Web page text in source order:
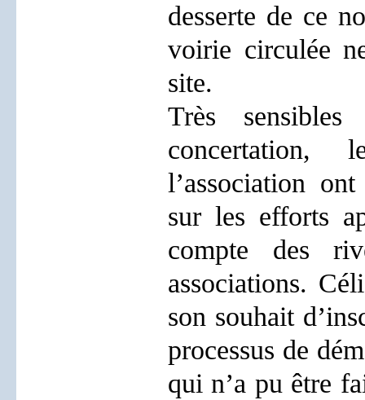
desserte de ce
voirie circulée
site.
Très
concertation,
l’association
sur les efforts
compte des
associations.
son souhait
processus de
qui n’a pu être